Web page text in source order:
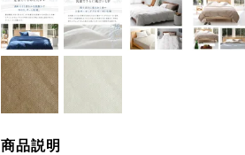
商品説明